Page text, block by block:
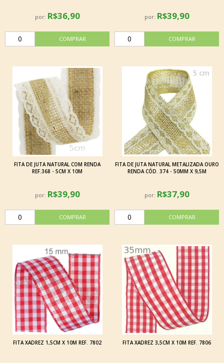
por: R$36,90 por: R$39,90
FITA DE JUTA NATURAL COM RENDA
REF.368 - 5CM X 10M
por: R$39,90
FITA DE JUTA NATURAL METALIZADA OURO
RENDA CÓD. 374 - 50MM X 9,5M
por: R$37,90
FITA XADREZ 1,5CM X 10M REF. 7802 FITA XADREZ 3,5CM X 10M REF. 7806